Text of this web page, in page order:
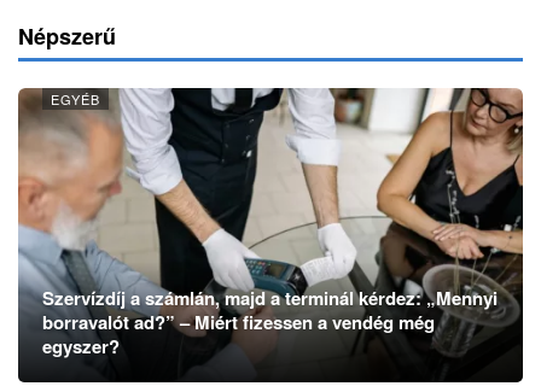
Népszerű
EGYÉB
Szervízdíj a számlán, majd a terminál kérdez: „Mennyi
borravalót ad?” – Miért fizessen a vendég még
egyszer?